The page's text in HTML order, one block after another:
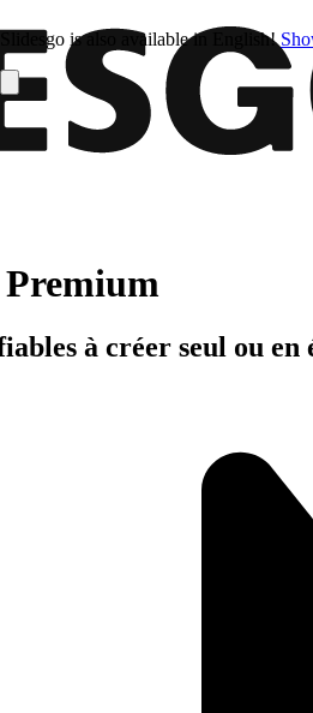
Slidesgo is also available in English!
à créer seul ou en